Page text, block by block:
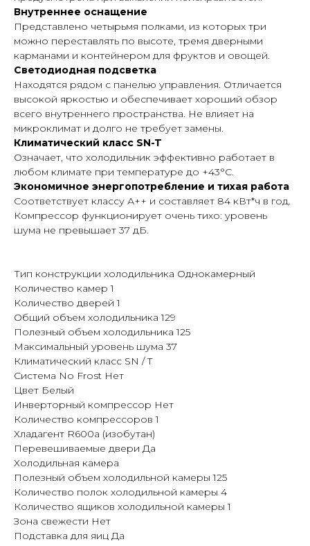
Внутреннее оснащение
Представлено четырьмя полками, из которых три
можно переставлять по высоте, тремя дверными
карманами и контейнером для фруктов и овощей.
Светодиодная подсветка
Находятся рядом с панелью управления. Отличается
высокой яркостью и обеспечивает хороший обзор
всего внутреннего пространства. Не влияет на
микроклимат и долго не требует замены.
Климатический класс SN-T
Означает, что холодильник эффективно работает в
любом климате при температуре до +43°С.
Экономичное энергопотребление и тихая работа
Соответствует классу А++ и составляет 84 кВт*ч в год.
Компрессор функционирует очень тихо: уровень
шума не превышает 37 дБ.
Тип конструкции холодильника Однокамерный
Количество камер 1
Количество дверей 1
Общий объем холодильника 129
Полезный объем холодильника 125
Максимальный уровень шума 37
Климатический класс SN / T
Система No Frost Нет
Цвет Белый
Инверторный компрессор Нет
Количество компрессоров 1
Хладагент R600a (изобутан)
Перевешиваемые двери Да
Холодильная камера
Полезный объем холодильной камеры 125
Количество полок холодильной камеры 4
Количество ящиков холодильной камеры 1
Зона свежести Нет
Подставка для яиц Да